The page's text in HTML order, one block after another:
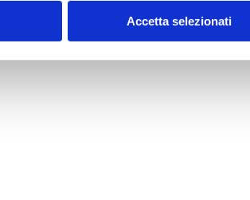
Accetta selezionati